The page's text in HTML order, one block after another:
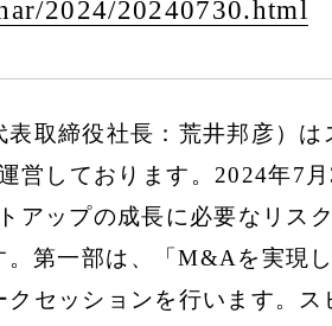
2024/20240730.html
取締役社長：荒井邦彦）
営しております。2024年7
アップの成長に必要なリス
第一部は、「M&Aを実現
セッションを行います。